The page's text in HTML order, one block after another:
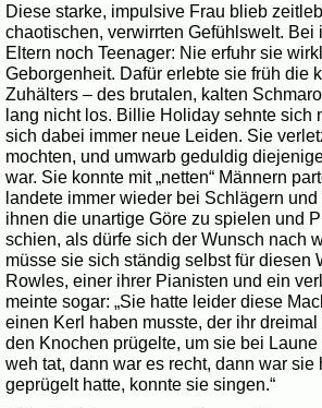
Diese starke, impulsive Frau blieb
chaotischen, verwirrten Gefühlswelt. Bei
Eltern noch Teenager: Nie erfuhr sie
Geborgenheit. Dafür erlebte sie früh die
Zuhälters – des brutalen, kalten
lang nicht los. Billie Holiday sehnte sich
sich dabei immer neue Leiden. Sie
mochten, und umwarb geduldig
war. Sie konnte mit „netten“ Männern
landete immer wieder bei Schlägern
ihnen die unartige Göre zu spielen und
schien, als dürfe sich der Wunsch nach
müsse sie sich ständig selbst für diesen
Rowles, einer ihrer Pianisten und ein
meinte sogar: „Sie hatte leider diese
einen Kerl haben musste, der ihr
den Knochen prügelte, um sie bei
weh tat, dann war es recht, dann war sie
geprügelt hatte, konnte sie singen.“